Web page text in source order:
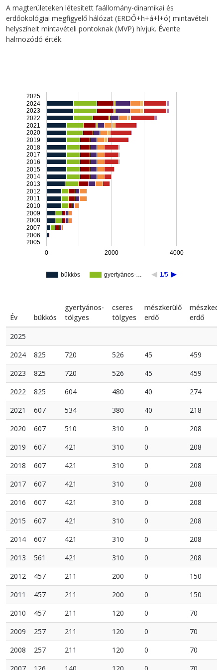
A magterületeken létesített faállomány-dinamikai és
erdőökológiai megfigyelő hálózat (ERDŐ+h+á+l+ó) mintavételi
helyszíneit mintavételi pontoknak (MVP) hívjuk. Évente
halmozódó érték.
bükkös gyertyános-… 1/5
0 2000 4000
2025
2024
2023
2022
2021
2020
2019
2018
2017
2016
2015
2014
2013
2012
2011
2010
2009
2008
2007
2006
2005
Év bükkös
gyertyános-
tölgyes
cseres
tölgyes
mészkerülő
erdő
erdő
2025
2024
825 720 526 45
459
2023
825 720 526 45
459
2022
825 604 480 40
274
2021
607 534 380 40
218
2020
607 510 310 0
208
2019
607 421 310 0
208
2018
607 421 310 0
208
2017
607 421 310 0
208
2016
607 421 310 0
208
2015
607 421 310 0
208
2014
607 421 310 0
208
2013
561 421 310 0
208
2012
457 211 200 0
150
2011
457 211 200 0
150
2010
457 211 120 0
70
2009
257 211 120 0
70
2008
257 211 120 0
70